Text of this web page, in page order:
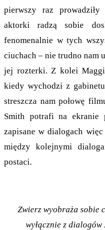
pierwszy raz
aktorki radzą sobie
fenomenalnie w tych
ciuchach – nie trudno nam
jej rozterki. Z kolei
kiedy wychodzi z
streszcza nam połowę
Smith potrafi na ekranie
zapisane w dialogach
między kolejnymi
postaci.
Zwierz wyobraża sobie
wyłącznie z